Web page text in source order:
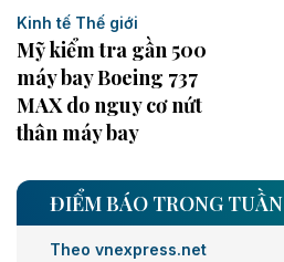
Kinh tế Thế giới
Mỹ kiểm tra gần 500
máy bay Boeing 737
MAX do nguy cơ nứt
thân máy bay
ĐIỂM BÁO TRONG TUẦN
Theo vnexpress.net